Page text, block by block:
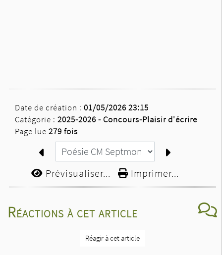
Date de création : 01/05/2026 23:15
Catégorie : 2025-2026 -Concours-Plaisir d'écrire
Page lue 279 fois
Prévisualiser... Imprimer...
Réactions à cet article
Réagir à cet article